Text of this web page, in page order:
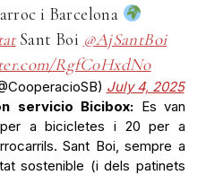
i Barcelona
Sant Boi @AjSantBoi
RgfC0HxdNo
July 4, 2025
servicio Bicibox: Es van
a bicicletes i 20 per a
Sant Boi, sempre a
sostenible (i dels patinets